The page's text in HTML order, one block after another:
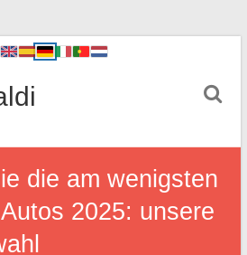
die am wenigsten
2025: unsere